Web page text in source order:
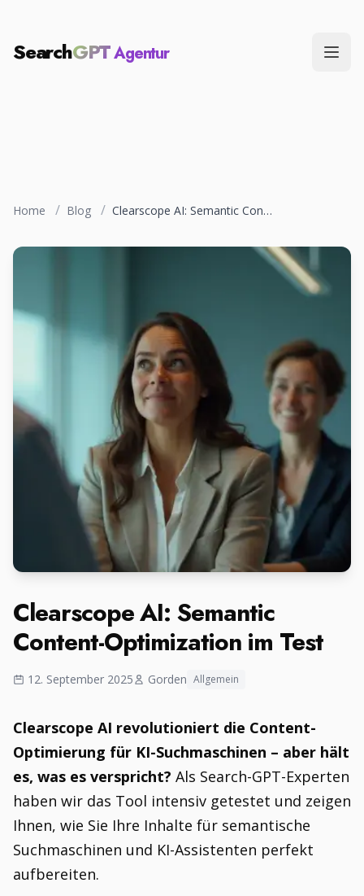
SearchGPTAgentur
Home / Blog / Clearscope AI: Semantic Content-Optimization im Test
Clearscope AI: Semantic
Content-Optimization im Test
12. September 2025 Gorden Allgemein
Clearscope AI revolutioniert die Content-
Optimierung für KI-Suchmaschinen – aber hält
es, was es verspricht? Als Search-GPT-Experten
haben wir das Tool intensiv getestet und zeigen
Ihnen, wie Sie Ihre Inhalte für semantische
Suchmaschinen und KI-Assistenten perfekt
aufbereiten.